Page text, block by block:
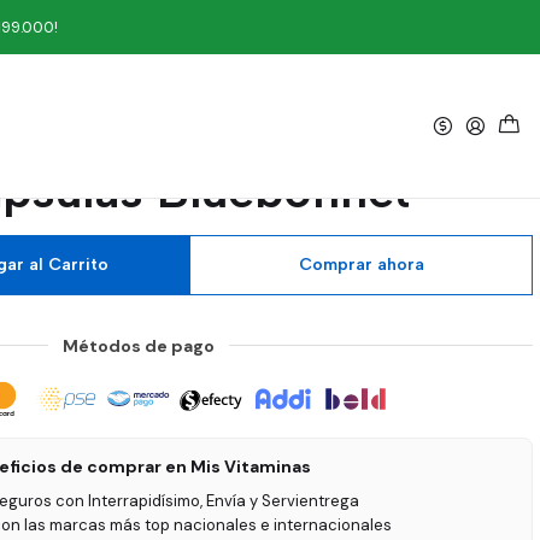
Bluebonnet
Resveratrol 250 mg
Bluebonnet
al Carrito Comprar ahora
Métodos de pago
de comprar en Mis Vitaminas
con Interrapidísimo, Envía y Servientrega
las marcas más top nacionales e internacionales